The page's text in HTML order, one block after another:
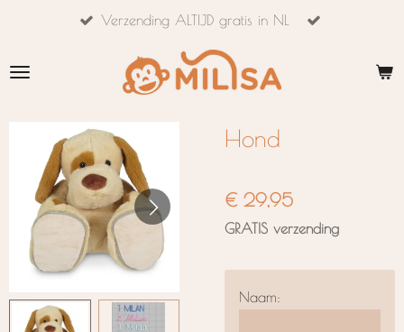
naar
Verzending ALTIJD gratis in NL
Hond
€ 29,95
GRATIS verzending
Naam: